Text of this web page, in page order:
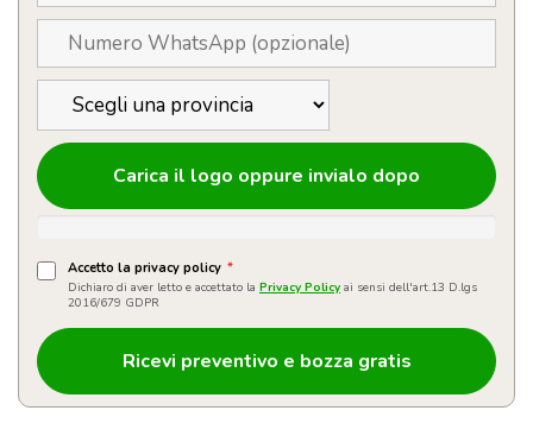
Carica il logo oppure invialo dopo
Accetto la privacy policy *
Dichiaro di aver letto e accettato la Privacy Policy ai sensi dell'art.13 D.lgs
2016/679 GDPR